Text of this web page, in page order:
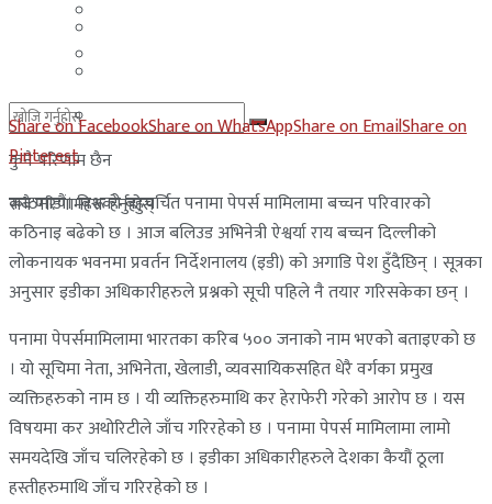
कुनै परिणाम छैन
सबै परिणामहरू हेर्नुहोस्
साउदी अरब
Share on FacebookShare on WhatsAppShare on EmailShare on
Pinterest
काठमाडौं। विश्वको बहुचर्चित पनामा पेपर्स मामिलामा बच्चन परिवारको
कठिनाइ बढेको छ । आज बलिउड अभिनेत्री ऐश्वर्या राय बच्चन दिल्लीको
लोकनायक भवनमा प्रवर्तन निर्देशनालय (इडी) को अगाडि पेश हुँदैछिन् । सूत्रका
अनुसार इडीका अधिकारीहरुले प्रश्नको सूची पहिले नै तयार गरिसकेका छन् ।
पनामा पेपर्समामिलामा भारतका करिब ५०० जनाको नाम भएको बताइएको छ
। यो सूचिमा नेता, अभिनेता, खेलाडी, व्यवसायिकसहित धेरै वर्गका प्रमुख
व्यक्तिहरुको नाम छ । यी व्यक्तिहरुमाथि कर हेराफेरी गरेको आरोप छ । यस
विषयमा कर अथोरिटीले जाँच गरिरहेको छ । पनामा पेपर्स मामिलामा लामो
समयदेखि जाँच चलिरहेको छ । इडीका अधिकारीहरुले देशका कैयौं ठूला
हस्तीहरुमाथि जाँच गरिरहेको छ ।